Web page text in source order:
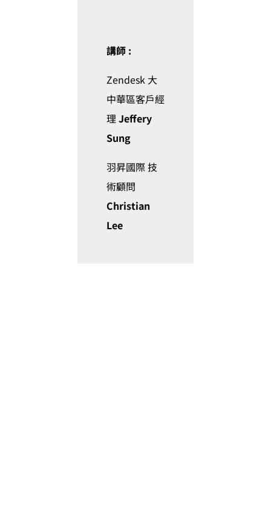
講師 :
Zendesk 大
中華區客戶經
理Jeffery
Sung
羽昇國際 技
術顧問
Christian
Lee